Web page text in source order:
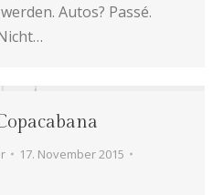
Autos? Passé.
17. November 2015